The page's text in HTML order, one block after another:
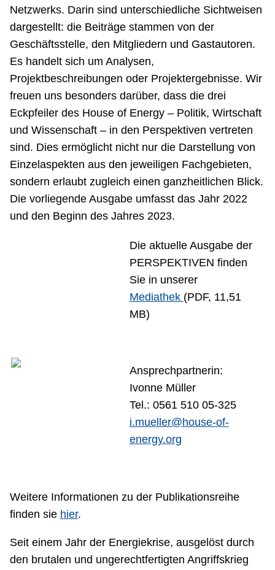
Netzwerks. Darin sind unterschiedliche Sichtweisen
dargestellt: die Beiträge stammen von der
Geschäftsstelle, den Mitgliedern und Gastautoren.
Es handelt sich um Analysen,
Projektbeschreibungen oder Projektergebnisse. Wir
freuen uns besonders darüber, dass die drei
Eckpfeiler des House of Energy – Politik, Wirtschaft
und Wissenschaft – in den Perspektiven vertreten
sind. Dies ermöglicht nicht nur die Darstellung von
Einzelaspekten aus den jeweiligen Fachgebieten,
sondern erlaubt zugleich einen ganzheitlichen Blick.
Die vorliegende Ausgabe umfasst das Jahr 2022
und den Beginn des Jahres 2023.
Die aktuelle Ausgabe der
PERSPEKTIVEN finden
Sie in unserer
Mediathek (PDF, 11,51
MB)
Ansprechpartnerin:
Ivonne Müller
Tel.: 0561 510 05-325
i.mueller@house-of-
energy.org
Weitere Informationen zu der Publikationsreihe
finden sie hier.
Seit einem Jahr der Energiekrise, ausgelöst durch
den brutalen und ungerechtfertigten Angriffskrieg